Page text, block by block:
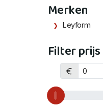
Merken
Leyform
Filter prijs